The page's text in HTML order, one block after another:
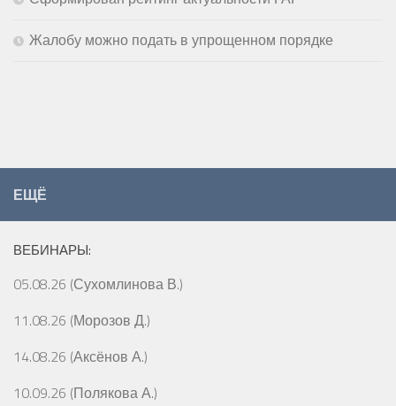
Жалобу можно подать в упрощенном порядке
ЕЩЁ
ВЕБИНАРЫ:
05.08.26 (Сухомлинова В.)
11.08.26 (Морозов Д.)
14.08.26 (Аксёнов А.)
10.09.26 (Полякова А.)